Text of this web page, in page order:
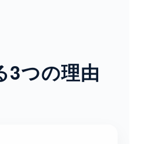
3つの理由